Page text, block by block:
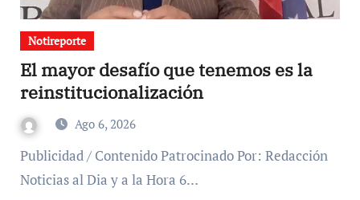
Notireporte
El mayor desafío que tenemos es la
reinstitucionalización
Ago 6, 2026
Publicidad / Contenido Patrocinado Por: Redacción
Noticias al Dia y a la Hora 6…